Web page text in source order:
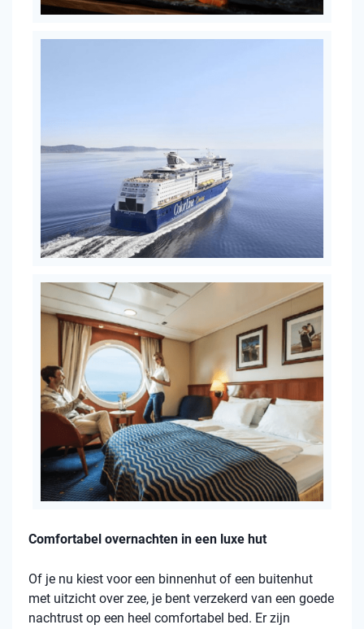
Comfortabel overnachten in een luxe hut
Of je nu kiest voor een binnenhut of een buitenhut
met uitzicht over zee, je bent verzekerd van een goede
nachtrust op een heel comfortabel bed. Er zijn